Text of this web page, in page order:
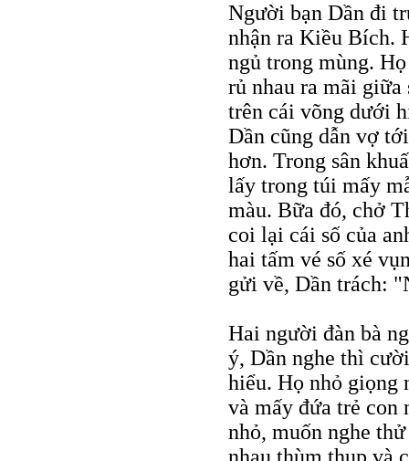
Người bạn Dần đi
nhận ra Kiều Bích.
ngủ trong mùng.
rủ nhau ra mãi giữa
trên cái võng dưới
Dần cũng dẫn vợ
hơn. Trong sân
lấy trong túi mấy
màu. Bữa đó, chở
coi lại cái số của
hai tấm vé số xé
gửi về, Dần trách:
Hai người đàn bà
ý, Dần nghe thì
hiểu. Họ nhỏ giọng
và mấy đứa trẻ con
nhỏ, muốn nghe